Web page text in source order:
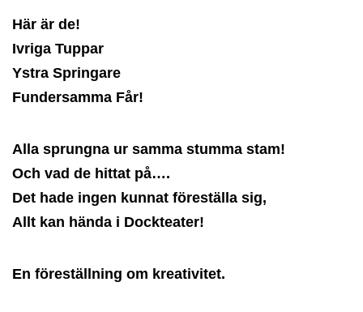
Här är de!
Ivriga Tuppar
Ystra Springare
Fundersamma Får!
Alla sprungna ur samma stumma stam!
Och vad de hittat på….
Det hade ingen kunnat föreställa sig,
Allt kan hända i Dockteater!
En föreställning om kreativitet.